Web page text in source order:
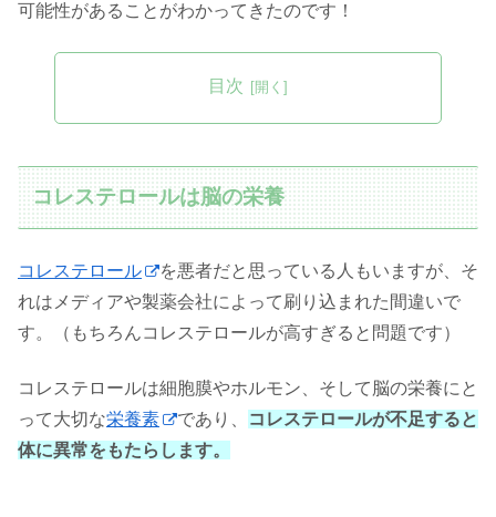
可能性があることがわかってきたのです！
目次
コレステロールは脳の栄養
コレステロール
を悪者だと思っている人もいますが、そ
れはメディアや製薬会社によって刷り込まれた間違いで
す。（もちろんコレステロールが高すぎると問題です）
コレステロールは細胞膜やホルモン、そして脳の栄養にと
って大切な栄養素 であり、
コレステロールが不足すると
体に異常をもたらします。